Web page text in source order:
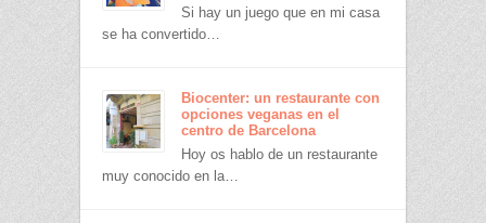
Si hay un juego que en mi casa
se ha convertido…
Biocenter: un restaurante con
opciones veganas en el
centro de Barcelona
Hoy os hablo de un restaurante
muy conocido en la…